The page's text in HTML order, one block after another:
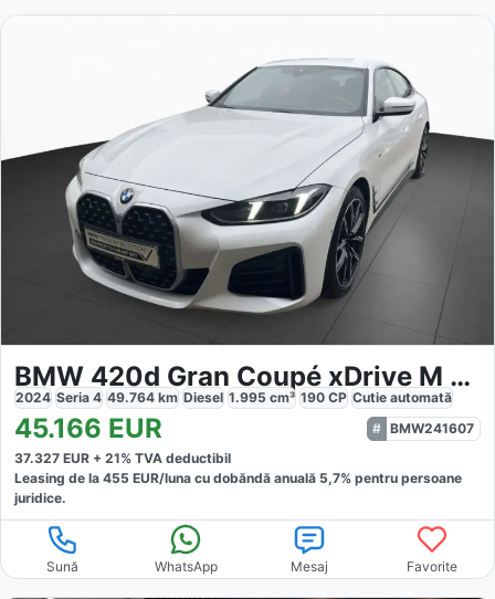
BMW 420d Gran Coupé xDrive M Sport
2024 Seria 4 49.764 km Diesel 1.995 cm³ 190 CP Cutie automată
45.166 EUR
BMW241607
37.327 EUR + 21% TVA deductibil
Leasing de la 455 EUR/luna cu dobăndă anuală 5,7% pentru persoane
juridice.
Sună WhatsApp Mesaj Favorite